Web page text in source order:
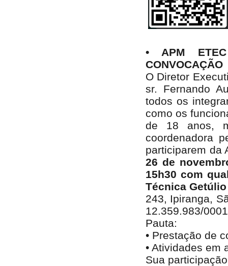
• APM
CONVOCAÇÃO
O Diretor
sr. Fernando
todos os
como os
de 18 anos,
coordenadora
participarem da
26 de
15h30 com
Técnica Getúlio
243, Ipiranga,
12.359.983/
Pauta:
• Prestação de
• Atividades em
Sua